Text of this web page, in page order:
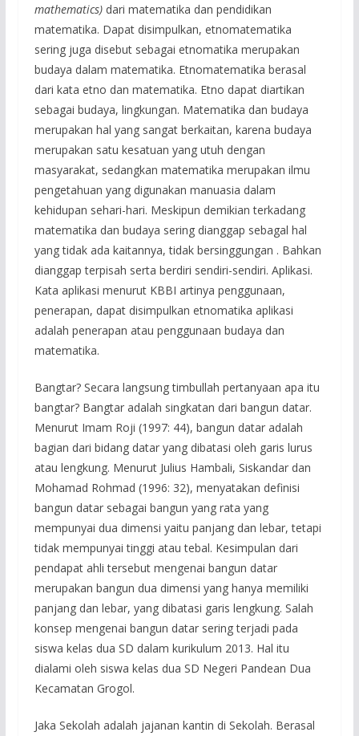
mathematics) dari matematika dan pendidikan
matematika. Dapat disimpulkan, etnomatematika
sering juga disebut sebagai etnomatika merupakan
budaya dalam matematika. Etnomatematika berasal
dari kata etno dan matematika. Etno dapat diartikan
sebagai budaya, lingkungan. Matematika dan budaya
merupakan hal yang sangat berkaitan, karena budaya
merupakan satu kesatuan yang utuh dengan
masyarakat, sedangkan matematika merupakan ilmu
pengetahuan yang digunakan manuasia dalam
kehidupan sehari-hari. Meskipun demikian terkadang
matematika dan budaya sering dianggap sebagal hal
yang tidak ada kaitannya, tidak bersinggungan . Bahkan
dianggap terpisah serta berdiri sendiri-sendiri. Aplikasi.
Kata aplikasi menurut KBBI artinya penggunaan,
penerapan, dapat disimpulkan etnomatika aplikasi
adalah penerapan atau penggunaan budaya dan
matematika.
Bangtar? Secara langsung timbullah pertanyaan apa itu
bangtar? Bangtar adalah singkatan dari bangun datar.
Menurut Imam Roji (1997: 44), bangun datar adalah
bagian dari bidang datar yang dibatasi oleh garis lurus
atau lengkung. Menurut Julius Hambali, Siskandar dan
Mohamad Rohmad (1996: 32), menyatakan definisi
bangun datar sebagai bangun yang rata yang
mempunyai dua dimensi yaitu panjang dan lebar, tetapi
tidak mempunyai tinggi atau tebal. Kesimpulan dari
pendapat ahli tersebut mengenai bangun datar
merupakan bangun dua dimensi yang hanya memiliki
panjang dan lebar, yang dibatasi garis lengkung. Salah
konsep mengenai bangun datar sering terjadi pada
siswa kelas dua SD dalam kurikulum 2013. Hal itu
dialami oleh siswa kelas dua SD Negeri Pandean Dua
Kecamatan Grogol.
Jaka Sekolah adalah jajanan kantin di Sekolah. Berasal